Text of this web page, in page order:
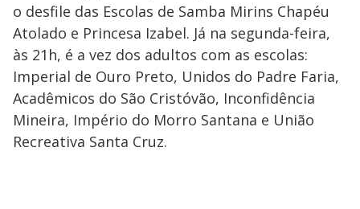
o desfile das Escolas de Samba Mirins Chapéu
Atolado e Princesa Izabel. Já na segunda-feira,
às 21h, é a vez dos adultos com as escolas:
Imperial de Ouro Preto, Unidos do Padre Faria,
Acadêmicos do São Cristóvão, Inconfidência
Mineira, Império do Morro Santana e União
Recreativa Santa Cruz.